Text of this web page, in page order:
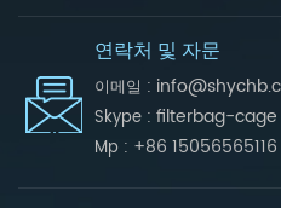
연락처 및 자문
이메일 :
Skype : filterbag-cage
Mp : +86 15056565116